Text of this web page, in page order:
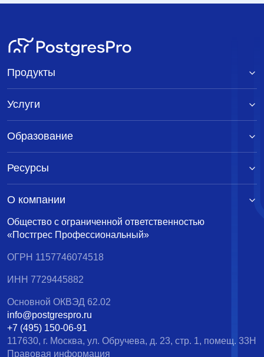
Общество с ограниченной ответственностью
«Постгрес Профессиональный»
ОГРН 1157746074518
ИНН 7729445882
Основной ОКВЭД 62.02
info@postgrespro.ru
+7 (495) 150-06-91
117630, г. Москва, ул. Обручева, д. 23, стр. 1, помещ. 33Н
Правовая информация
Продукты
Услуги
Образование
Ресурсы
О компании